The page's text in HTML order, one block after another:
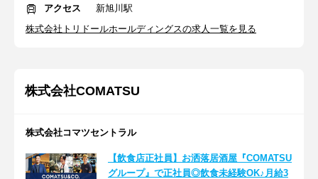
アクセス
新旭川駅
株式会社トリドールホールディングスの求人一覧を見る
株式会社COMATSU
株式会社コマツセントラル
【飲食店正社員】お洒落居酒屋『COMATSU
グループ』で正社員◎飲食未経験OK♪月給3